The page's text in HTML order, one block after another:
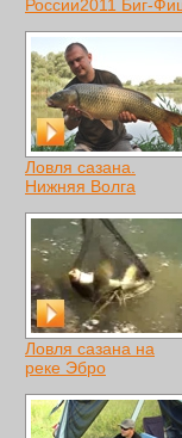
России2011 Биг-
Ловля сазана.
Нижняя Волга
Ловля сазана на
реке Эбро